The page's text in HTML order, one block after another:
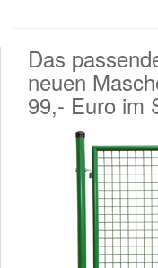
Das
neuen
99,- Euro im